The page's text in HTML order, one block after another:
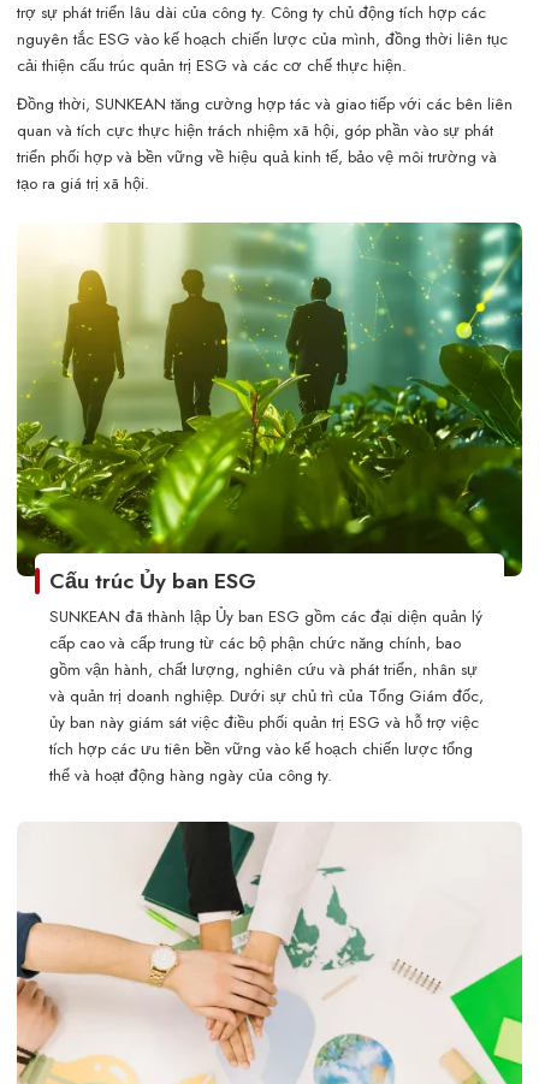
trợ sự phát triển lâu dài của công ty. Công ty chủ động tích hợp các
nguyên tắc ESG vào kế hoạch chiến lược của mình, đồng thời liên tục
cải thiện cấu trúc quản trị ESG và các cơ chế thực hiện.
Đồng thời, SUNKEAN tăng cường hợp tác và giao tiếp với các bên liên
quan và tích cực thực hiện trách nhiệm xã hội, góp phần vào sự phát
triển phối hợp và bền vững về hiệu quả kinh tế, bảo vệ môi trường và
tạo ra giá trị xã hội.
Cấu trúc Ủy ban ESG
SUNKEAN đã thành lập Ủy ban ESG gồm các đại diện quản lý
cấp cao và cấp trung từ các bộ phận chức năng chính, bao
gồm vận hành, chất lượng, nghiên cứu và phát triển, nhân sự
và quản trị doanh nghiệp. Dưới sự chủ trì của Tổng Giám đốc,
ủy ban này giám sát việc điều phối quản trị ESG và hỗ trợ việc
tích hợp các ưu tiên bền vững vào kế hoạch chiến lược tổng
thể và hoạt động hàng ngày của công ty.